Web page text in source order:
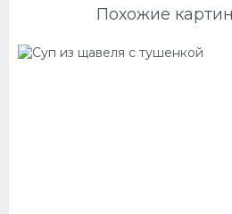
Похожие